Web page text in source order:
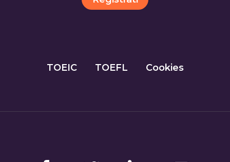
TOEIC TOEFL Cookies